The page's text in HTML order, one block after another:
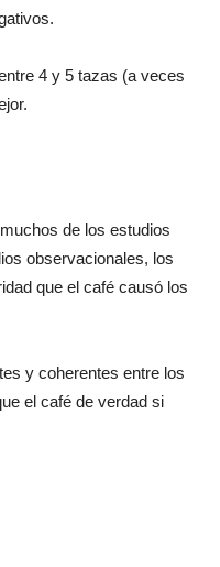
4 y 5 tazas (a veces
de los estudios
observacionales, los
que el café causó los
y coherentes entre los
el café de verdad si